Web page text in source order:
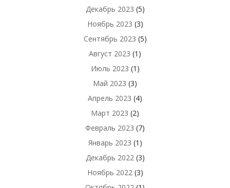
Декабрь 2023 (5)
Ноябрь 2023 (3)
Сентябрь 2023 (5)
Август 2023 (1)
Июль 2023 (1)
Май 2023 (3)
Апрель 2023 (4)
Март 2023 (2)
Февраль 2023 (7)
Январь 2023 (1)
Декабрь 2022(3)
Ноябрь 2022(3)